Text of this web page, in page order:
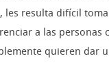
les resulta difícil
a las
quieren dar